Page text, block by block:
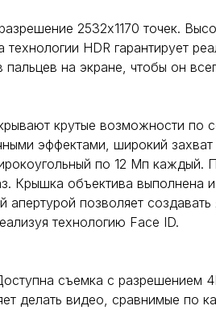
2532х1170 точек.
HDR гарантирует
на экране, чтобы он
крутые возможности по
эффектами, широкий захват
по 12 Мп каждый.
объектива выполнена
позволяет
технологию Face ID.
съемка с разрешением
делать видео, сравнимые по